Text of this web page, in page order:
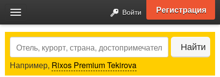
Toggle
navigation
Войти Регистрация
Search Найти
Например, Rixos Premium Tekirova